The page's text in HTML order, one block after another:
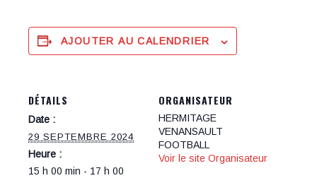
AJOUTER AU CALENDRIER
DÉTAILS
Date :
29 SEPTEMBRE 2024
Heure :
15 h 00 min - 17 h 00
ORGANISATEUR
HERMITAGE
VENANSAULT
FOOTBALL
Voir le site Organisateur